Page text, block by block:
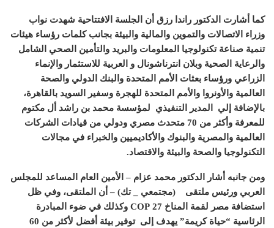
كما أشارت الدكتور راندا رزق أن الجلسة الافتتاحية شهدت نواب
وزراء الاتصالات والتموين والمالية والبيئة بجانب كلمات رؤساء هيئات
تنمية صناعة تكنولوجيا المعلومات والبريد والتأمين الصحي الشامل
والرعاية الصحية وبلان انترناشونال و العربية للاستثمار والإنماء
الزراعي ورؤساء بعثات الأمم المتحدة والبنك الدولي والصحة
العالمية والأونروا والأمم المتحدة للهجرة وسفير السويد بالقاهرة،
بالإضافة إلي
المدير التنفيذي
لمؤسسة محمد بن راشد أل مكتوم
للمعرفة وأكثر من 70 متحدث مصري ودولي من قيادات الشركات
العالمية والمصرية والبنوك والأكاديميين والخبراء في مجالات
التكنولوجيا والصحة والبيئة والاقتصاد.
ومن جانبه أشار الدكتور محمد عزام – الأمين العام المساعد للمجلس
العربي ورئيس ملتقى
(مجتمعي _تك) – أن الملتقى، وفي ظل
استضافة مصر لقمة المناخ COP 27
وكذلك في ضوء المبادرة
الرئاسية “حياة كريمة” يهدف إلى توفير بيئة أفضل لأكثر من 60